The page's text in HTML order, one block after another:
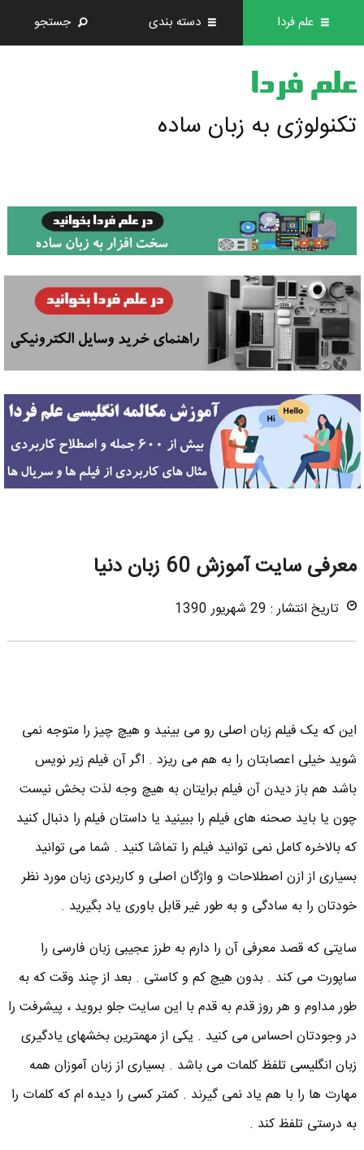
علم فردا دسته بندی جستجو
علم فردا
تکنولوژی به زبان ساده
معرفی سایت آموزش 60 زبان دنیا
تاریخ انتشار : 29 شهریور 1390
این که یک فیلم زبان اصلی رو می بینید و هیچ چیز را متوجه نمی
شوید خیلی اعصابتان را به هم می ریزد . اگر آن فیلم زیر نویس
باشد هم باز دیدن آن فیلم برایتان به هیچ وجه لذت بخش نیست
چون یا باید صحنه های فیلم را ببینید یا داستان فیلم را دنبال کنید
که بالاخره کامل نمی توانید فیلم را تماشا کنید . شما می توانید
بسیاری از ازن اصطلاحات و واژگان اصلی و کاربردی زبان مورد نظر
خودتان را به سادگی و به طور غیر قابل باوری یاد بگیرید .
سایتی که قصد معرفی آن را دارم به طرز عجیبی زبان فارسی را
ساپورت می کند . بدون هیچ کم و کاستی . بعد از چند وقت که به
طور مداوم و هر روز قدم به قدم با این سایت جلو بروید ، پیشرفت را
در وجودتان احساس می کنید . یکی از مهمترین بخشهای یادگیری
زبان انگلیسی تلفظ کلمات می باشد . بسیاری از زبان آموزان همه
مهارت ها را با هم یاد نمی گیرند . کمتر کسی را دیده ام که کلمات را
به درستی تلفظ کند .